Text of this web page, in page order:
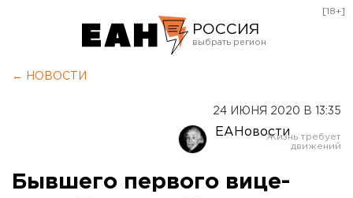
РОССИЯ
Оренбург
[18+]
← НОВОСТИ
24 ИЮНЯ 2020 В 13:35
ЕАНовости
Бывшего первого вице-